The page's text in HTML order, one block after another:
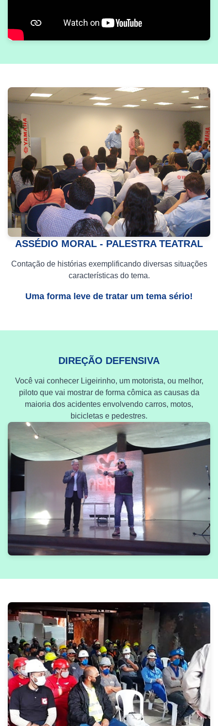
ASSÉDIO MORAL - PALESTRA TEATRAL
Contação de histórias exemplificando diversas situações
características do tema.
Uma forma leve de tratar um tema sério!
DIREÇÃO DEFENSIVA
Você vai conhecer Ligeirinho, um motorista, ou melhor,
piloto que vai mostrar de forma cômica as causas da
maioria dos acidentes envolvendo carros, motos,
bicicletas e pedestres.